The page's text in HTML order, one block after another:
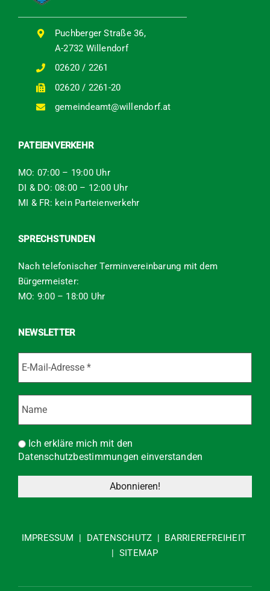
Puchberger Straße 36,
A-2732 Willendorf
02620 / 2261
02620 / 2261-20
gemeindeamt@willendorf.at
PATEIENVERKEHR
MO: 07:00 – 19:00 Uhr
DI & DO: 08:00 – 12:00 Uhr
MI & FR: kein Parteienverkehr
SPRECHSTUNDEN
Nach telefonischer Terminvereinbarung mit dem
Bürgermeister:
MO: 9:00 – 18:00 Uhr
NEWSLETTER
Ich erkläre mich mit den
Datenschutzbestimmungen einverstanden
IMPRESSUM | DATENSCHUTZ | BARRIEREFREIHEIT
|SITEMAP